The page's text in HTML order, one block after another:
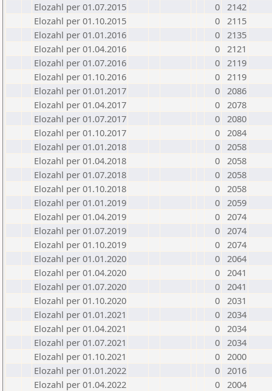
Elozahl per 01.07.2015
0 2142
Elozahl per 01.10.2015
0 2115
Elozahl per 01.01.2016
0 2135
Elozahl per 01.04.2016
0 2121
Elozahl per 01.07.2016
0 2119
Elozahl per 01.10.2016
0 2119
Elozahl per 01.01.2017
0 2086
Elozahl per 01.04.2017
0 2078
Elozahl per 01.07.2017
0 2080
Elozahl per 01.10.2017
0 2084
Elozahl per 01.01.2018
0 2058
Elozahl per 01.04.2018
0 2058
Elozahl per 01.07.2018
0 2058
Elozahl per 01.10.2018
0 2058
Elozahl per 01.01.2019
0 2059
Elozahl per 01.04.2019
0 2074
Elozahl per 01.07.2019
0 2074
Elozahl per 01.10.2019
0 2074
Elozahl per 01.01.2020
0 2064
Elozahl per 01.04.2020
0 2041
Elozahl per 01.07.2020
0 2041
Elozahl per 01.10.2020
0 2031
Elozahl per 01.01.2021
0 2034
Elozahl per 01.04.2021
0 2034
Elozahl per 01.07.2021
0 2034
Elozahl per 01.10.2021
0 2000
Elozahl per 01.01.2022
0 2016
Elozahl per 01.04.2022
0 2004